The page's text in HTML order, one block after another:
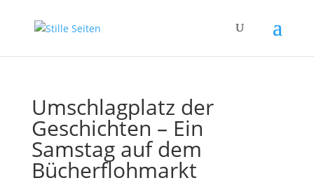
Umschlagplatz der
Geschichten – Ein
Samstag auf dem
Bücherflohmarkt